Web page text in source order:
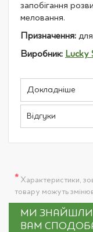
запобігання
меловання.
Призначення:
Виробник: Lucky
Докладніше
Відгуки
* Характеристики,
товару можуть
МИ ЗНАЙШЛИ
ВАМ